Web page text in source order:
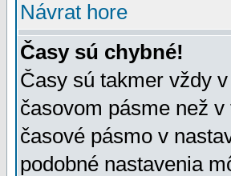
Návrat hore
Časy sú chybné!
Časy sú takmer vždy
časovom pásme než
časové pásmo v
podobné nastavenia